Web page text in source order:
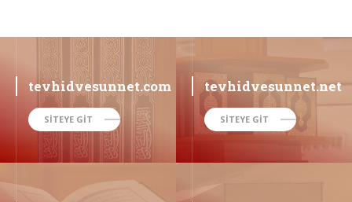
tevhidvesunnet.com
SİTEYE GİT
tevhidvesunnet.net
SİTEYE GİT